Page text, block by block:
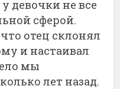
девочки не все
сферой.
отец склонял
и настаивал
мы
лет назад.